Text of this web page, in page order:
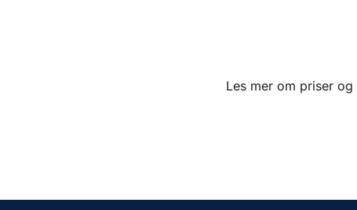
Les mer om priser